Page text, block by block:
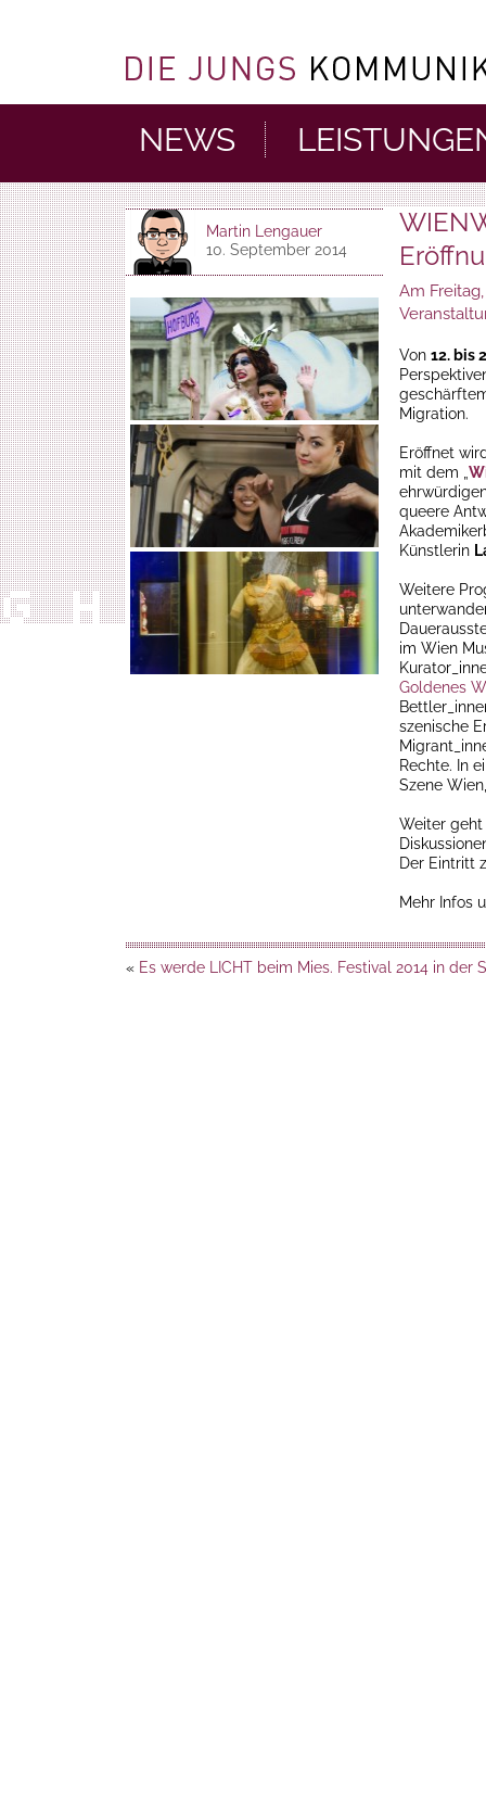
NEWS
Martin Lengauer
10. September 2014
Am
Von 12. bis
Migration.
Eröffnet
mit dem „
queere
Künstlerin
Weitere
im Wien
Goldenes
szenische
Rechte. In
Szene
Weiter geht
Der Eintritt
Mehr Infos
« Es werde LICHT beim Mies. Festival 2014 in der